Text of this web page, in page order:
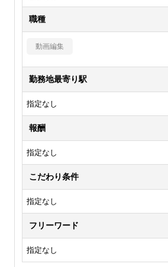
職種
動画編集
勤務地最寄り駅
指定なし
報酬
指定なし
こだわり条件
指定なし
フリーワード
指定なし